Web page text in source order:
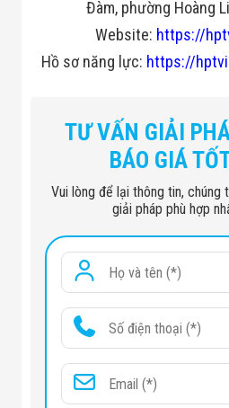
Đàm, phường Hoàng
Website: https://
Hồ sơ năng lực: https://
TƯ VẤN GIẢI
BÁO GIÁ
Vui lòng để lại thông tin, chúng
giải pháp phù hợp